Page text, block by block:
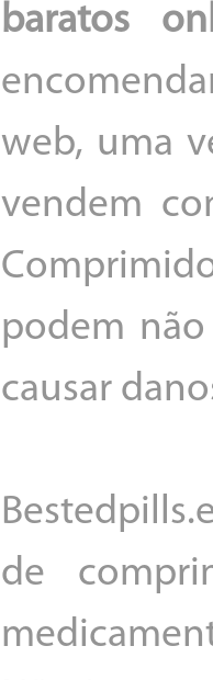
baratos
web, uma
vendem
podem
causar
de